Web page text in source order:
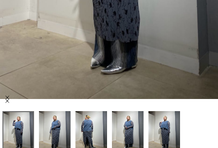
サイズガイド
ご利用ガイド/ヘルプ
Item
of